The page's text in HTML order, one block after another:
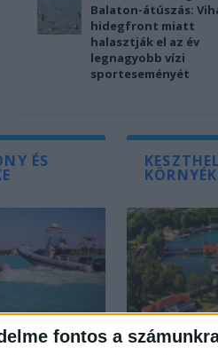
fontos a
Balaton-átúszás:
hidegfront miatt
halasztják el az év
legnagyobb vízi
sporteseményét
ÉS